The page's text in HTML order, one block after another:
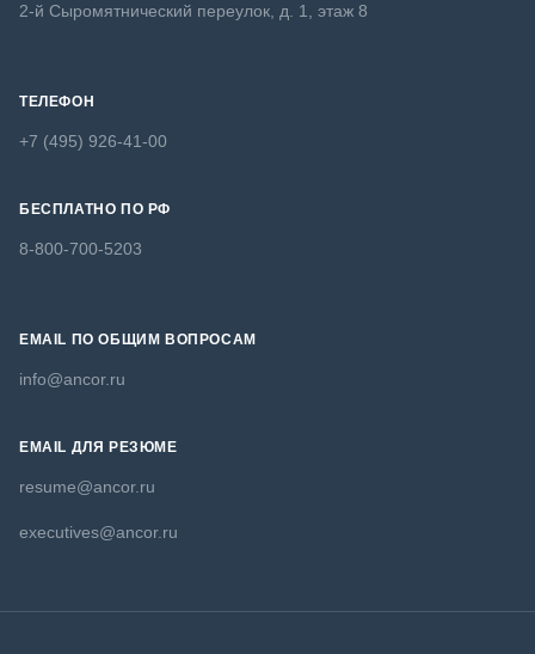
2-й Сыромятнический переулок, д. 1, этаж 8
ТЕЛЕФОН
+7 (495) 926-41-00
БЕСПЛАТНО ПО РФ
8-800-700-5203
EMAIL ПО ОБЩИМ ВОПРОСАМ
info@ancor.ru
EMAIL ДЛЯ РЕЗЮМЕ
resume@ancor.ru
executives@ancor.ru